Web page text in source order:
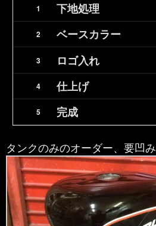
下地処理
ベースカラー
ロゴ入れ
仕上げ
完成
タンクのみのオーダー、要凹